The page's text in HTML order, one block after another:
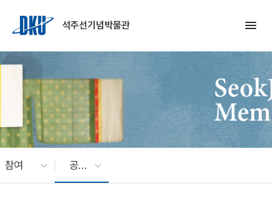
석주선기념박물관
menu
참여 공지사항